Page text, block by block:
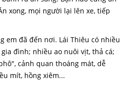
xong, mọi người lại lên xe, tiếp
em đã đến nơi. Lái Thiêu có nhiều
đình; nhiều ao nuôi vịt, thả cá;
cảnh quan thoáng mát, dễ
mít, hồng xiêm...